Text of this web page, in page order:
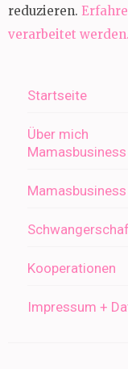
reduzieren.
verarbeitet werden.
Startseite
Über mich
Kooperationen
Impressum +